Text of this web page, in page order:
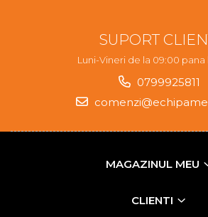
SUPORT
Luni-Vineri de la 09:00 pana
0799925811
MAGAZINUL MEU
CLIENTI